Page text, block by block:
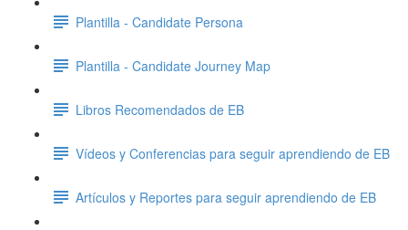
Plantilla - Candidate Persona
Plantilla - Candidate Journey Map
Libros Recomendados de EB
Vídeos y Conferencias para seguir aprendiendo de EB
Artículos y Reportes para seguir aprendiendo de EB